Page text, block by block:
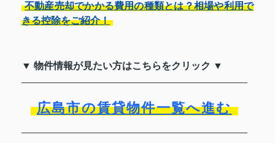
不動産売却でかかる費用の種類とは？相場や利用で
きる控除をご紹介！
▼ 物件情報が見たい方はこちらをクリック ▼
広島市の賃貸物件一覧へ進む